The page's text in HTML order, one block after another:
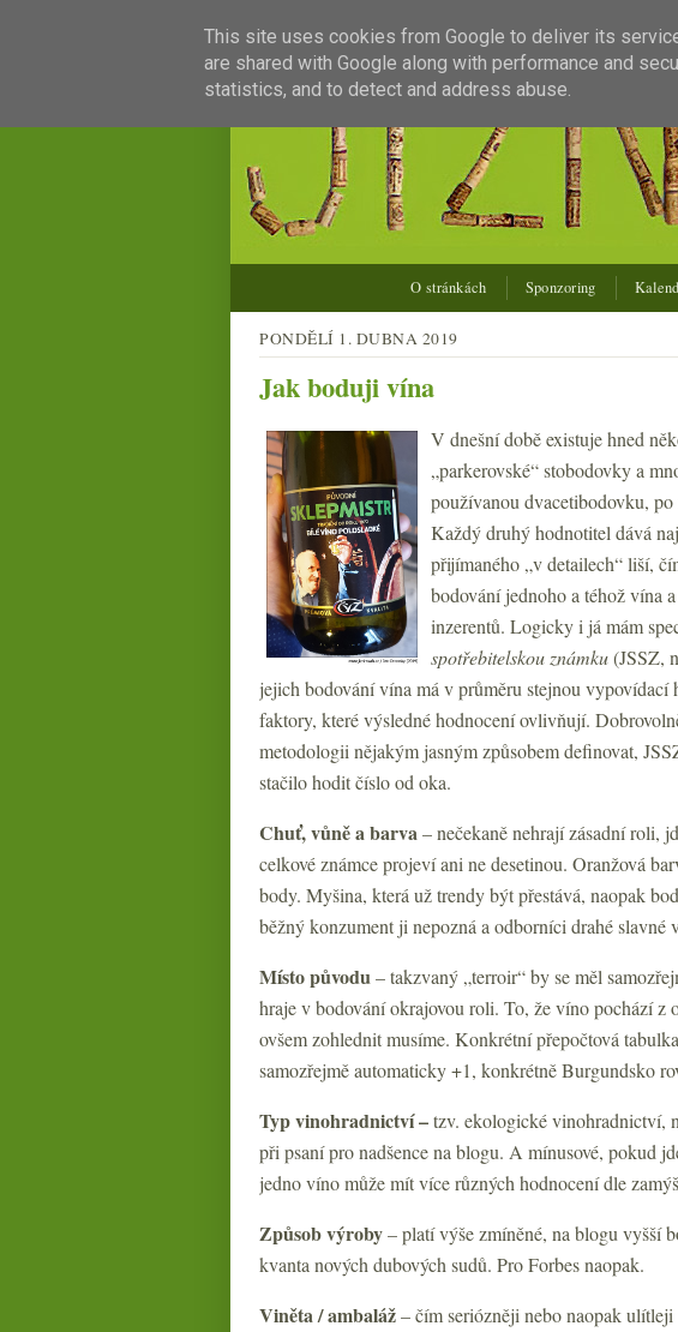
O stránkách Sponzoring
PONDĚLÍ 1. DUBNA 2019
Jak boduji vína
V dnešní době existuje hned
„parkerovské“ stobodovky a
používanou dvacetibodovku,
Každý druhý hodnotitel dává
přijímaného „v detailech“ liší,
bodování jednoho a téhož vína
inzerentů. Logicky i já mám
spotřebitelskou známku(JSSZ,
jejich bodování vína má v průměru stejnou vypovídací
faktory, které výsledné hodnocení ovlivňují.
metodologii nějakým jasným způsobem definovat,
stačilo hodit číslo od oka.
Chuť, vůněa barva– nečekaně nehrají zásadní roli,
celkové známce projeví ani ne desetinou. Oranžová
body. Myšina, která už trendy být přestává, naopak
běžný konzument ji nepozná a odborníci drahé
Místo původu– takzvaný „terroir“ by se měl
hraje v bodování okrajovou roli. To, že víno pochází z
ovšem zohlednit musíme. Konkrétní přepočtová
samozřejmě automaticky +1, konkrétně Burgundsko
Typ vinohradnictví –tzv. ekologické vinohradnictví,
při psaní pro nadšence na blogu. A mínusové, pokud
jedno víno může mít více různých hodnocení dle
Způsob výroby– platí výše zmíněné, na blogu vyšší
kvanta nových dubových sudů. Pro Forbes naopak.
Viněta/ ambaláž– čím seriózněji nebo naopak
This site uses cookies from Google to deliver its
are shared with Google along with performance and
statistics, and to detect and address abuse.